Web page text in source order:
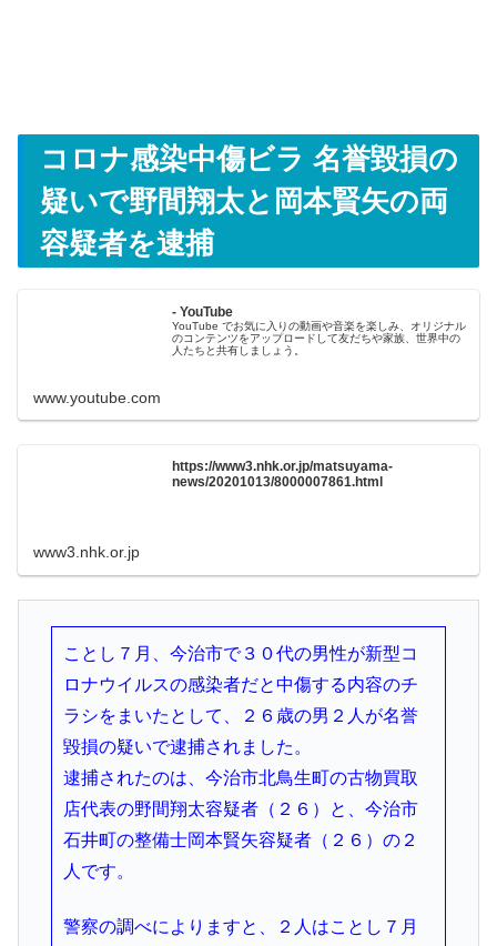
コロナ感染中傷ビラ 名誉毀損の
疑いで野間翔太と岡本賢矢の両
容疑者を逮捕
- YouTube
YouTube でお気に入りの動画や音楽を楽しみ、オリジナル
のコンテンツをアップロードして友だちや家族、世界中の
人たちと共有しましょう。
www.youtube.com
https://www3.nhk.or.jp/matsuyama-
news/20201013/8000007861.html
www3.nhk.or.jp
ことし７月、今治市で３０代の男性が新型コ
ロナウイルスの感染者だと中傷する内容のチ
ラシをまいたとして、２６歳の男２人が名誉
毀損の疑いで逮捕されました。
逮捕されたのは、今治市北鳥生町の古物買取
店代表の野間翔太容疑者（２６）と、今治市
石井町の整備士岡本賢矢容疑者（２６）の２
人です。
警察の調べによりますと、２人はことし７月